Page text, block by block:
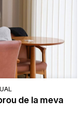
de la meva